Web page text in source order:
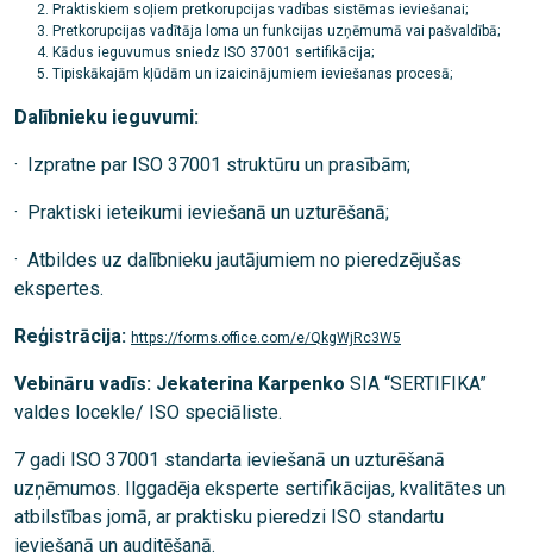
Praktiskiem soļiem pretkorupcijas vadības sistēmas ieviešanai;
Pretkorupcijas vadītāja loma un funkcijas uzņēmumā vai pašvaldībā;
Kādus ieguvumus sniedz ISO 37001 sertifikācija;
Tipiskākajām kļūdām un izaicinājumiem ieviešanas procesā;
Dalībnieku ieguvumi:
· Izpratne par ISO 37001 struktūru un prasībām;
· Praktiski ieteikumi ieviešanā un uzturēšanā;
· Atbildes uz dalībnieku jautājumiem no pieredzējušas
ekspertes.
Reģistrācija: https://forms.office.com/e/QkgWjRc3W5
Vebināru vadīs: Jekaterina Karpenko SIA “SERTIFIKA”
valdes locekle/ ISO speciāliste.
7 gadi ISO 37001 standarta ieviešanā un uzturēšanā
uzņēmumos. Ilggadēja eksperte sertifikācijas, kvalitātes un
atbilstības jomā, ar praktisku pieredzi ISO standartu
ieviešanā un auditēšanā.